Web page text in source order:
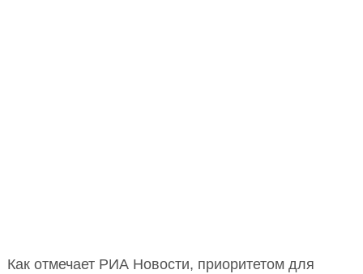
Как отмечает РИА Новости, приоритетом для